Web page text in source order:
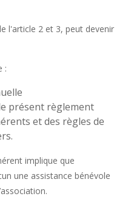
l'article 2 et 3, peut devenir
:
présent règlement
et des règles de
implique que
une assistance bénévole